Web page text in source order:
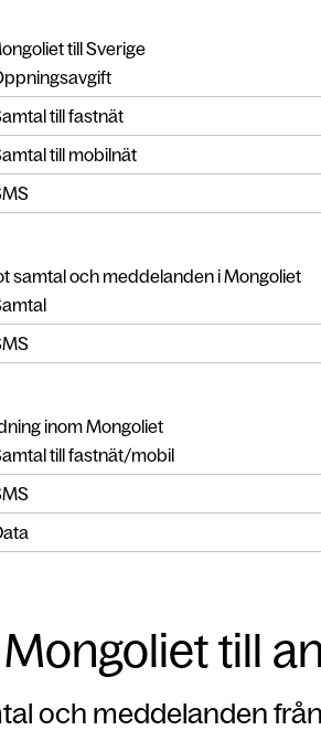
till Sverige
till fastnät
till mobilnät
samtal och meddelanden i Mongoliet
inom Mongoliet
till fastnät/mobil
till
och meddelanden